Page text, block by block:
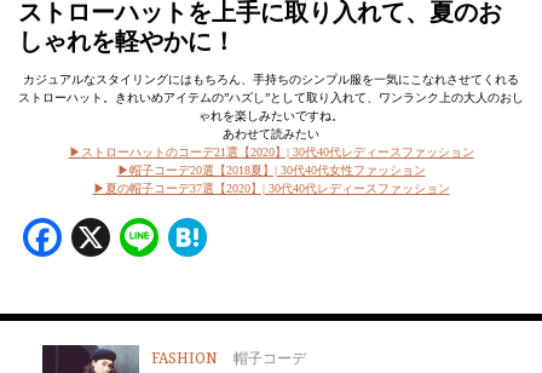
ストローハットを上手に取り入れて、夏のお
しゃれを軽やかに！
カジュアルなスタイリングにはもちろん、手持ちのシンプル服を一気にこなれさせてくれる
ストローハット。きれいめアイテムの”ハズし”として取り入れて、ワンランク上の大人のおし
ゃれを楽しみたいですね。
あわせて読みたい
▶︎ストローハットのコーデ21選【2020】| 30代40代レディースファッション
▶︎帽子コーデ20選【2018夏】| 30代40代女性ファッション
▶︎夏の帽子コーデ37選【2020】| 30代40代レディースファッション
Facebook
X Line
FASHION 帽子コーデ